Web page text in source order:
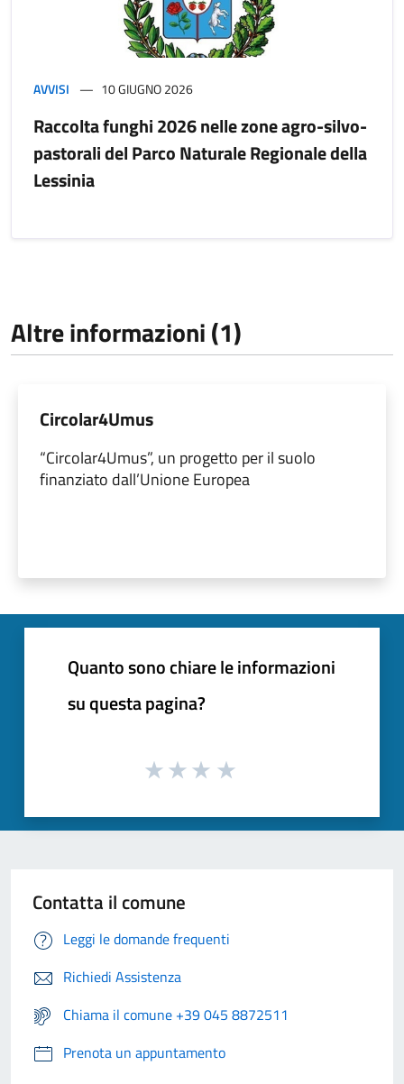
AVVISI 10 GIUGNO 2026
Raccolta funghi 2026 nelle zone agro-silvo-
pastorali del Parco Naturale Regionale della
Lessinia
Altre informazioni (1)
Circolar4Umus
“Circolar4Umus”, un progetto per il suolo
finanziato dall’Unione Europea
Quanto sono chiare le informazioni
su questa pagina?
Contatta il comune
Leggi le domande frequenti
Richiedi Assistenza
Chiama il comune +39 045 8872511
Prenota un appuntamento